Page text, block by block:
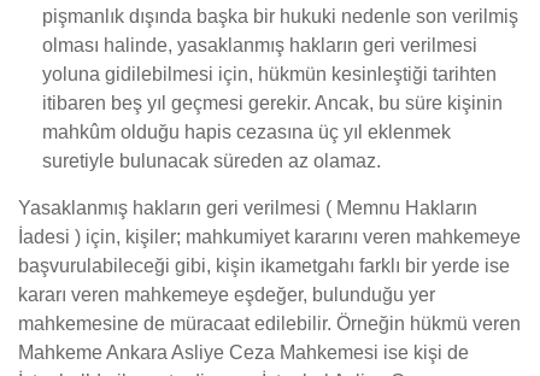
pişmanlık dışında başka bir hukuki nedenle son verilmiş
olması halinde, yasaklanmış hakların geri verilmesi
yoluna gidilebilmesi için, hükmün kesinleştiği tarihten
itibaren beş yıl geçmesi gerekir. Ancak, bu süre kişinin
mahkûm olduğu hapis cezasına üç yıl eklenmek
suretiyle bulunacak süreden az olamaz.
Yasaklanmış hakların geri verilmesi ( Memnu Hakların
İadesi ) için, kişiler; mahkumiyet kararını veren mahkemeye
başvurulabileceği gibi, kişin ikametgahı farklı bir yerde ise
kararı veren mahkemeye eşdeğer, bulunduğu yer
mahkemesine de müracaat edilebilir. Örneğin hükmü veren
Mahkeme Ankara Asliye Ceza Mahkemesi ise kişi de